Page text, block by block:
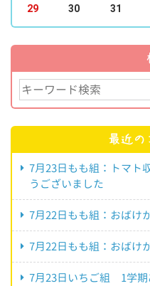
29
30 31
最近の
7月23日もも組：トマト
うございました
7月22日もも組：おば
7月22日もも組：おば
7月23日いちご組 1学期